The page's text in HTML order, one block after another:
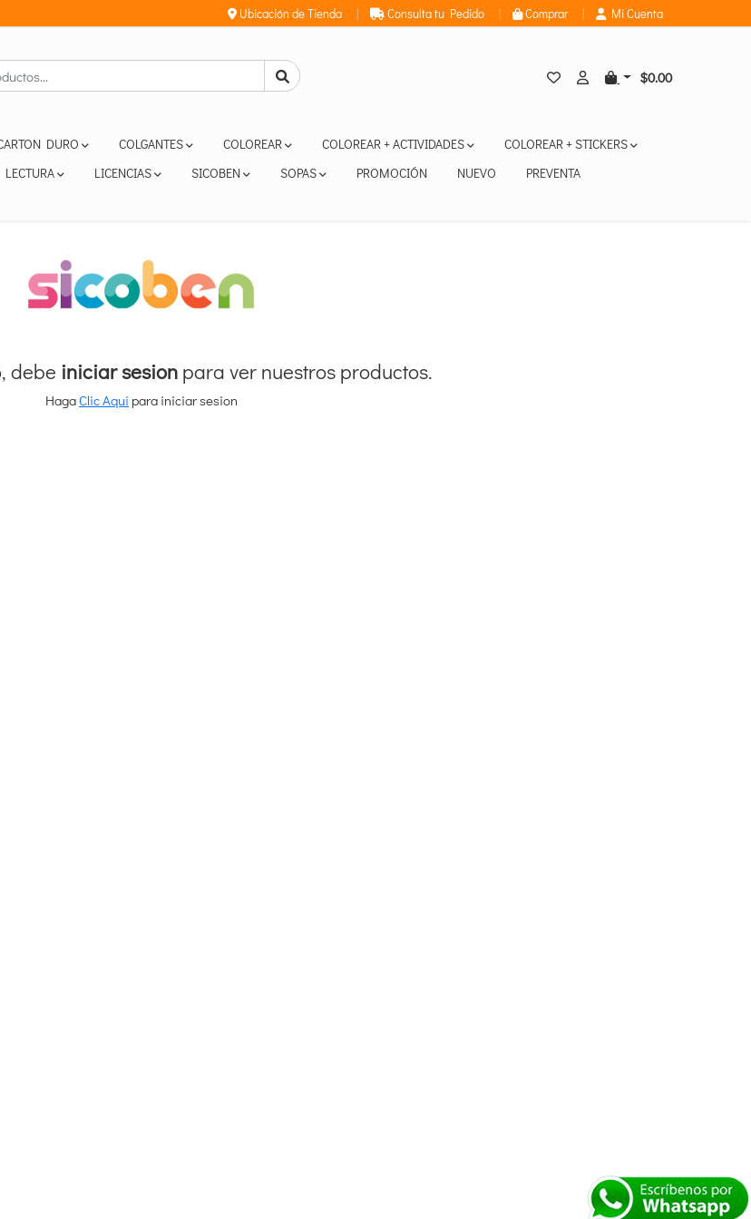
Ubicación de Tienda | Consulta tu Pedido | Comprar | Mi Cuenta
$0.00
DURO COLGANTES COLOREAR COLOREAR + ACTIVIDADES
COLOREAR + STICKERS
LECTURA LICENCIAS SICOBEN SOPAS PROMOCIÓN NUEVO
PREVENTA
debe iniciar sesionpara ver nuestros productos.
HagaClic Aqui para iniciar sesion